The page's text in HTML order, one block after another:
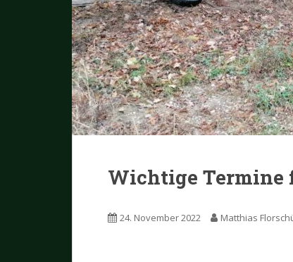
Wichtige Termine
24. November 2022 Matthias